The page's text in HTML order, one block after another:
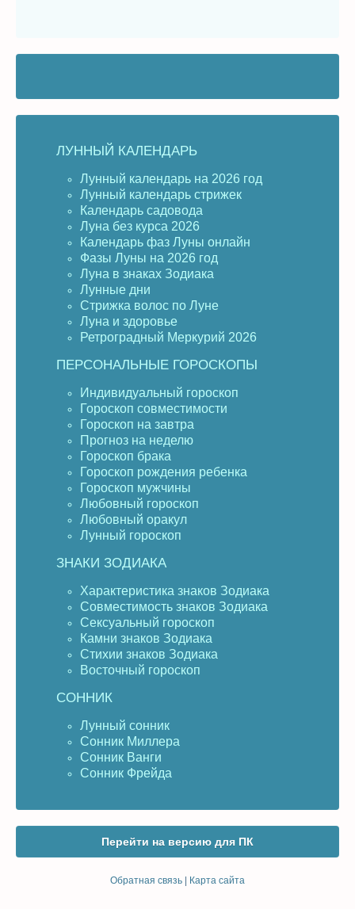
ЛУННЫЙ КАЛЕНДАРЬ
Лунный календарь на 2026 год
Лунный календарь стрижек
Календарь садовода
Луна без курса 2026
Календарь фаз Луны онлайн
Фазы Луны на 2026 год
Луна в знаках Зодиака
Лунные дни
Стрижка волос по Луне
Луна и здоровье
Ретроградный Меркурий 2026
ПЕРСОНАЛЬНЫЕ ГОРОСКОПЫ
Индивидуальный гороскоп
Гороскоп совместимости
Гороскоп на завтра
Прогноз на неделю
Гороскоп брака
Гороскоп рождения ребенка
Гороскоп мужчины
Любовный гороскоп
Любовный оракул
Лунный гороскоп
ЗНАКИ ЗОДИАКА
Характеристика знаков Зодиака
Совместимость знаков Зодиака
Сексуальный гороскоп
Камни знаков Зодиака
Стихии знаков Зодиака
Восточный гороскоп
СОННИК
Лунный сонник
Сонник Миллера
Сонник Ванги
Сонник Фрейда
Перейти на версию для ПК
Обратная связь Карта сайта